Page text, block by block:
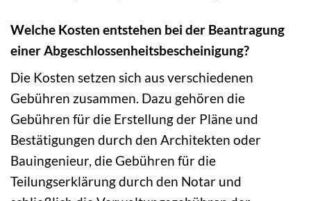
Welche Kosten entstehen bei der Beantragung
einer Abgeschlossenheitsbescheinigung?
Die Kosten setzen sich aus verschiedenen
Gebühren zusammen. Dazu gehören die
Gebühren für die Erstellung der Pläne und
Bestätigungen durch den Architekten oder
Bauingenieur, die Gebühren für die
Teilungserklärung durch den Notar und